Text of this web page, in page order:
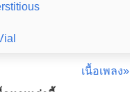
เนื้อเพลง»